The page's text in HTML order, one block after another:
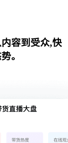
容到受众,快
。